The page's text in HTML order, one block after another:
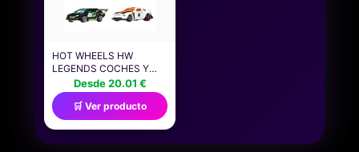
HOT WHEELS HW
LEGENDS COCHES Y
CAMIONES, CONJUNTO
DE SEIS VEHÍCULOS
METÁLICOS DE
JUGUETE A ESCALA
1:64 CON DISEÑO DE
PRIMERA CATEGORÍA Y
Desde 20.01 €
🛒 Ver producto